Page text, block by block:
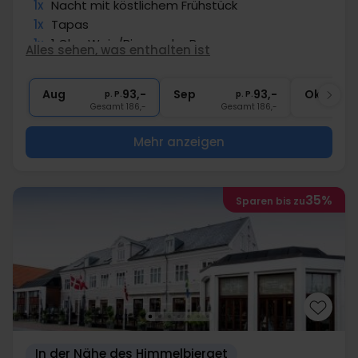
1x Nacht mit köstlichem Frühstück
1x Tapas
1x 1 Glas Wein/Bier an der Bar
∞ Gratis Parken
Alles sehen, was enthalten ist
Aug p. P.93,-
Gesamt 186,-
Sep p. P.93,-
Gesamt 186,-
Okt
Mehr anzeigen
Sparen bis zu35%
In der Nähe des Himmelbjerget